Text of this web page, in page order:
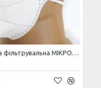
Напівмаска фільтрувальна МІКРОН FFP1 NR без клапана